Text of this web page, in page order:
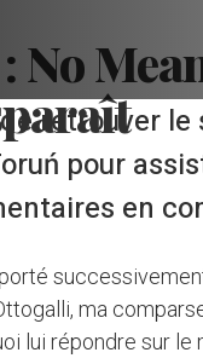
: No
retrouver le
pour
en
ma
lui répondre sur